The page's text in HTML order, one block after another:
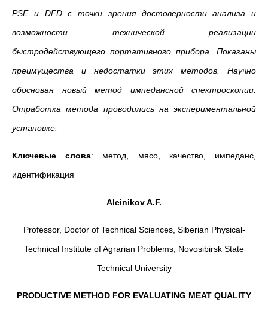
PSEи DFDс точки зрения достоверности анализа и
возможности технической реализации
быстродействующего портативного прибора. Показаны
преимущества и недостатки этих методов. Научно
обоснован новый метод импедансной спектроскопии.
Отработка метода проводились на экспериментальной
установке.
Ключевые слова: метод, мясо, качество, импеданс,
идентификация
Aleinikov A.F.
Professor, Doctor of Technical Sciences, Siberian Physical-
Technical Institute of Agrarian Problems, Novosibirsk State
Technical University
PRODUCTIVE METHOD FOR EVALUATING MEAT QUALITY